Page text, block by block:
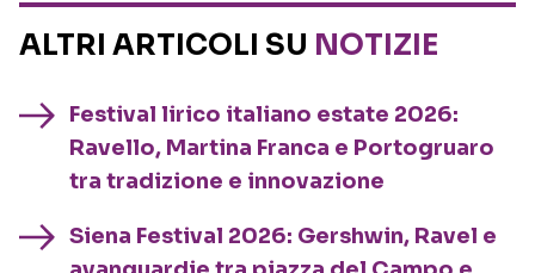
ALTRI ARTICOLI SU NOTIZIE
Festival lirico italiano estate 2026:
Ravello, Martina Franca e Portogruaro
tra tradizione e innovazione
Siena Festival 2026: Gershwin, Ravel e